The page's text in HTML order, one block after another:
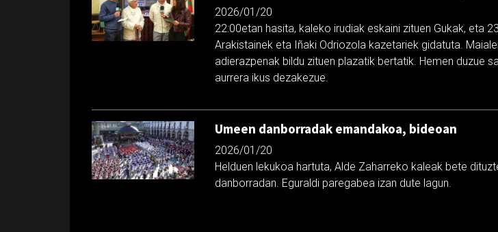
2026/01/20
22:00etan hasita, kaleko irudiak eskaini zituen Gukak, eta
Arakistainek eta Iñaki Odriozola kazetariek gidatuta.
adierazpenak bildu zituen plazatik bertatik. Hemen duzue
aurrera ikus dezakezue.
Umeen danborradak emandakoa, bideoan
2026/01/20
Helduen lekukoa hartuta, Alde Zaharreko kaleak bete
danborradan. Eguraldi paregabea izan dute lagun.